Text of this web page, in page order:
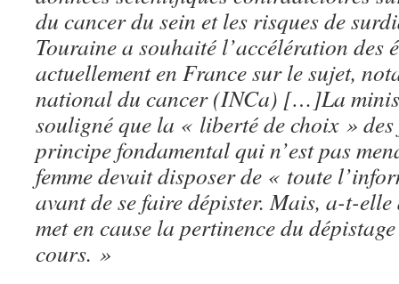
du cancer du sein et les risques de
Touraine a souhaité l’accélération des
actuellement en France sur le sujet,
national du cancer (INCa) […]La
souligné que la « liberté de choix »
principe fondamental qui n’est pas
femme devait disposer de « toute
avant de se faire dépister. Mais, a-t-
met en cause la pertinence du
cours. »